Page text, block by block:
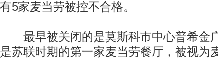
有5家麦当劳被控不合格。
最早被关闭的是莫斯科市中心普希金
是苏联时期的第一家麦当劳餐厅，被视为